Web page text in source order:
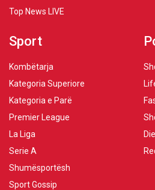
Top News LIVE
Sport
Kombëtarja
Kategoria Superiore
Kategoria e Parë
Premier League
La Liga
Serie A
Shumësportësh
Sport Gossip